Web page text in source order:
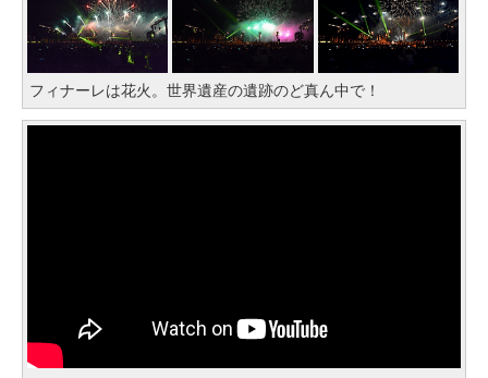
フィナーレは花火。世界遺産の遺跡のど真ん中で！